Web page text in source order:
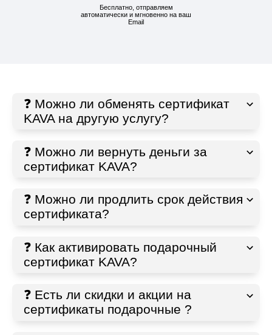
Бесплатно, отправляем
автоматически и мгновенно на ваш
Email
❓ Можно ли обменять сертификат
KAVA на другую услугу?
❓ Можно ли вернуть деньги за
сертификат KAVA?
❓ Можно ли продлить срок действия
сертификата?
❓ Как активировать подарочный
сертификат KAVA?
❓ Есть ли скидки и акции на
сертификаты подарочные ?